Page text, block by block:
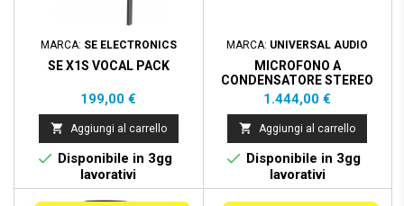
MARCA: SE ELECTRONICS
SE X1S VOCAL PACK
Prezzo
199,00 €
 Aggiungi al carrello
 Disponibile in 3gg
lavorativi
MARCA: UNIVERSAL AUDIO
MICROFONO A
CONDENSATORE STEREO
CON TECNOLOGIA MIC
MODELING - 38 EMULAZIONI
Prezzo
1.444,00 €
 Aggiungi al carrello
 Disponibile in 3gg
lavorativi